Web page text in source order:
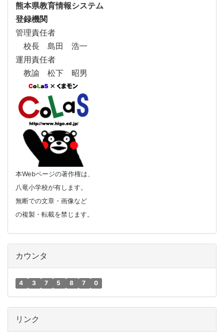
熊本県教育情報システム
登録機関
管理責任者
校長 島田 浩一
運用責任者
教諭 松下 昭男
本Webページの著作権は、
八竜小学校が有します。
無断での文章・画像など
の複製・転載を禁じます。
カウンタ
4 3 7 5 8 7 0
リンク